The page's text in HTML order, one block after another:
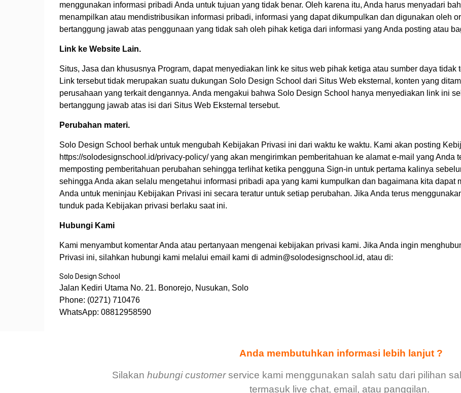
menggunakan informasi pribadi Anda untuk tujuan yang tidak benar. Oleh karena itu, Anda harus menyadari
menampilkan atau mendistribusikan informasi pribadi, informasi yang dapat dikumpulkan dan digunakan oleh
bertanggung jawab atas penggunaan yang tidak sah oleh pihak ketiga dari informasi yang Anda posting atau
Link ke Website Lain.
Situs, Jasa dan khususnya Program, dapat menyediakan link ke situs web pihak ketiga atau sumber daya tidak
Link tersebut tidak merupakan suatu dukungan Solo Design School dari Situs Web eksternal, konten yang
perusahaan yang terkait dengannya. Anda mengakui bahwa Solo Design School hanya menyediakan link ini
bertanggung jawab atas isi dari Situs Web Eksternal tersebut.
Perubahan materi.
Solo Design School berhak untuk mengubah Kebijakan Privasi ini dari waktu ke waktu. Kami akan posting
https://solodesignschool.id/privacy-policy/ yang akan mengirimkan pemberitahuan ke alamat e-mail yang Anda
memposting pemberitahuan perubahan sehingga terlihat ketika pengguna Sign-in untuk pertama kalinya
sehingga Anda akan selalu mengetahui informasi pribadi apa yang kami kumpulkan dan bagaimana kita dapat
Anda untuk meninjau Kebijakan Privasi ini secara teratur untuk setiap perubahan. Jika Anda terus
tunduk pada Kebijakan privasi berlaku saat ini.
Hubungi Kami
Kami menyambut komentar Anda atau pertanyaan mengenai kebijakan privasi kami. Jika Anda ingin
Privasi ini, silahkan hubungi kami melalui email kami di admin@solodesignschool.id, atau di:
Solo Design School
Jalan Kediri Utama No. 21. Bonorejo, Nusukan, Solo
Phone: (0271) 710476
WhatsApp: 08812958590
Anda membutuhkan informasi lebih lanjut ?
Silakan hubungi customerservice kami menggunakan salah satu dari pilihan
termasuk live chat, email, atau panggilan.